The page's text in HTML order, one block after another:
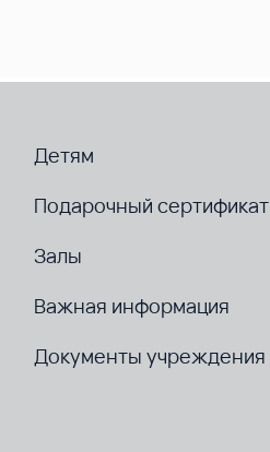
Детям
Подарочный сертификат
Залы
Важная информация
Документы учреждения